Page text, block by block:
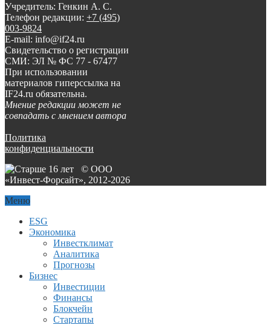
Учредитель: Генкин А. С.
Телефон редакции: +7 (495)
003-9824
E-mail: info@if24.ru
Свидетельство о регистрации
СМИ: ЭЛ № ФС 77 - 67477
При использовании
материалов гиперссылка на
IF24.ru обязательна.
Мнение редакции может не
совпадать с мнением автора
Политика
конфиденциальности
© ООО
«Инвест-Форсайт», 2012-2026
Меню
ESG
Экономика
Инвестклимат
Аналитика
Прогнозы
Бизнес
Инвестиции
Финансы
Блокчейн
Стартапы